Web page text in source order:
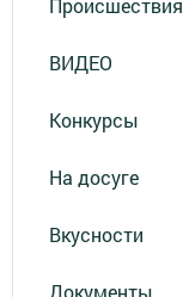
Происшествия
ВИДЕО
Конкурсы
На досуге
Вкусности
Документы